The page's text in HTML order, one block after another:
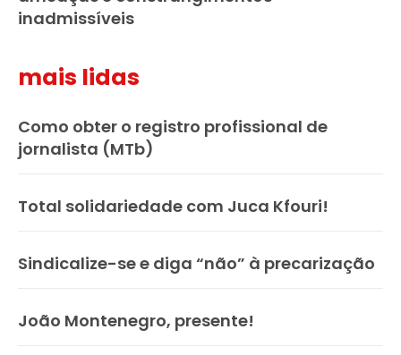
inadmissíveis
mais lidas
Como obter o registro profissional de
jornalista (MTb)
Total solidariedade com Juca Kfouri!
Sindicalize-se e diga “não” à precarização
João Montenegro, presente!